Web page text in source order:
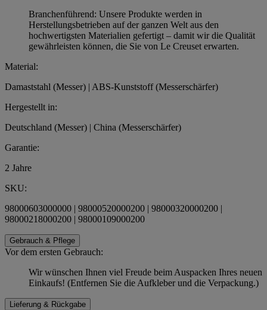
Branchenführend: Unsere Produkte werden in
Herstellungsbetrieben auf der ganzen Welt aus den
hochwertigsten Materialien gefertigt – damit wir die Qualität
gewährleisten können, die Sie von Le Creuset erwarten.
Material:
Damaststahl (Messer) | ABS-Kunststoff (Messerschärfer)
Hergestellt in:
Deutschland (Messer) | China (Messerschärfer)
Garantie:
2 Jahre
SKU:
98000603000000 | 98000520000200 | 98000320000200 |
98000218000200 | 98000109000200
Gebrauch & Pflege
Vor dem ersten Gebrauch:
Wir wünschen Ihnen viel Freude beim Auspacken Ihres neuen
Einkaufs! (Entfernen Sie die Aufkleber und die Verpackung.)
Lieferung & Rückgabe